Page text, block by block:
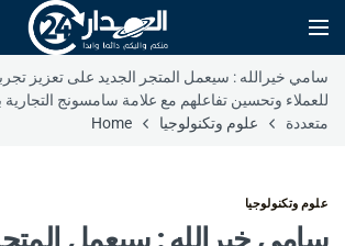
سامي خيرالله : سيعمل المتجر الجديد على تعزيز
للعملاء وتحسين تفاعلهم مع علامة سامسونج
متعددة
علوم وتكنولوجيا Home
علوم وتكنولوجيا